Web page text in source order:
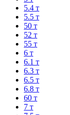
5.4 т
5.5 т
50 т
52 т
55 т
6 т
6.1 т
6.3 т
6.5 т
6.8 т
60 т
7 т